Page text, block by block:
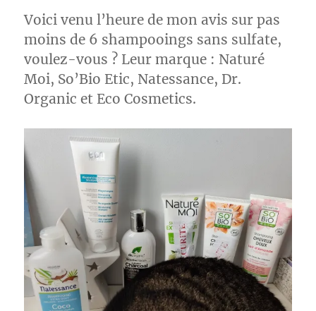
de
coco
–
Dr.
Organic
Voici venu l’heure de mon avis sur pas
moins de 6 shampooings sans sulfate,
voulez-vous ? Leur marque : Naturé
Moi, So’Bio Etic, Natessance, Dr.
Organic et Eco Cosmetics.